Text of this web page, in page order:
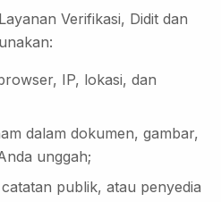
Verifikasi, Didit dan
IP, lokasi, dan
dalam dokumen, gambar,
unggah;
publik, atau penyedia